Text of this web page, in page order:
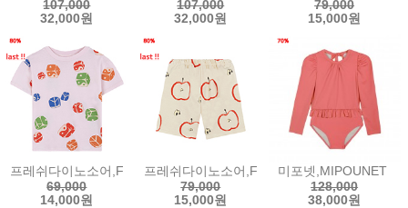
107,000
32,000원
107,000
32,000원
79,000
15,000원
프레쉬다이노소어,FRESH DINOSAURS YING/YANG ALL OVER T-
69,000
14,000원
프레쉬다이노소어,FRESH DINOSAURS
79,000
15,000원
미포넷,MIPOUNET
128,000
38,000원